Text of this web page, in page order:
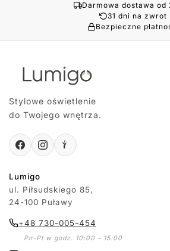
Darmowa dostawa od
31 dni na zwrot
Bezpieczne
Stylowe oświetlenie
do Twojego wnętrza.
Lumigo
ul. Piłsudskiego 85,
24-100 Puławy
+48 730-005-454
Pn-Pt w godz. 10:00 – 15:00